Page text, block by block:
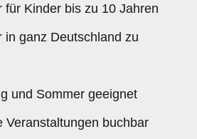
für Kinder bis zu 10 Jahren
in ganz Deutschland zu
und Sommer geeignet
Veranstaltungen buchbar